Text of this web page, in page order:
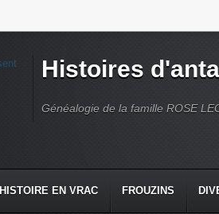
Histoires
Généalogie de la famille ROSE
HISTOIRE EN VRAC FROUZINS